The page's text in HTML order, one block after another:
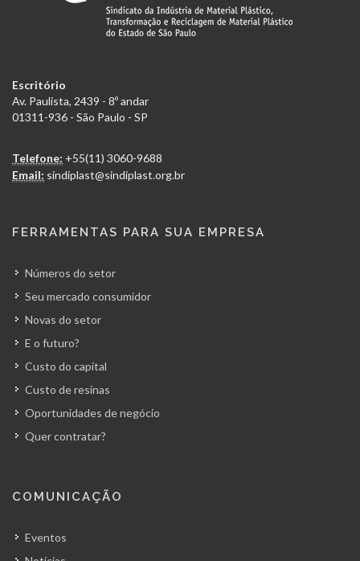
Escritório
Av. Paulista, 2439 - 8º andar
01311-936 - São Paulo - SP
Telefone: +55(11) 3060-9688
Email: sindiplast@sindiplast.org.br
FERRAMENTAS PARA SUA EMPRESA
Números do setor
Seu mercado consumidor
Novas do setor
E o futuro?
Custo do capital
Custo de resinas
Oportunidades de negócio
Quer contratar?
COMUNICAÇÃO
Eventos